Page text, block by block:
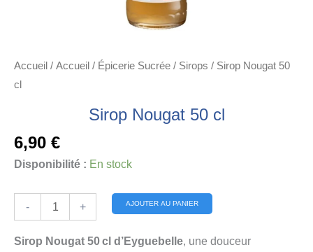
Accueil / Accueil / Épicerie Sucrée / Sirops / Sirop Nougat 50
cl
Sirop Nougat 50 cl
6,90 €
Disponibilité : En stock
-
de
Sirop
+ AJOUTER AU PANIER
Sirop Nougat 50 cl d’Eyguebelle, une douceur